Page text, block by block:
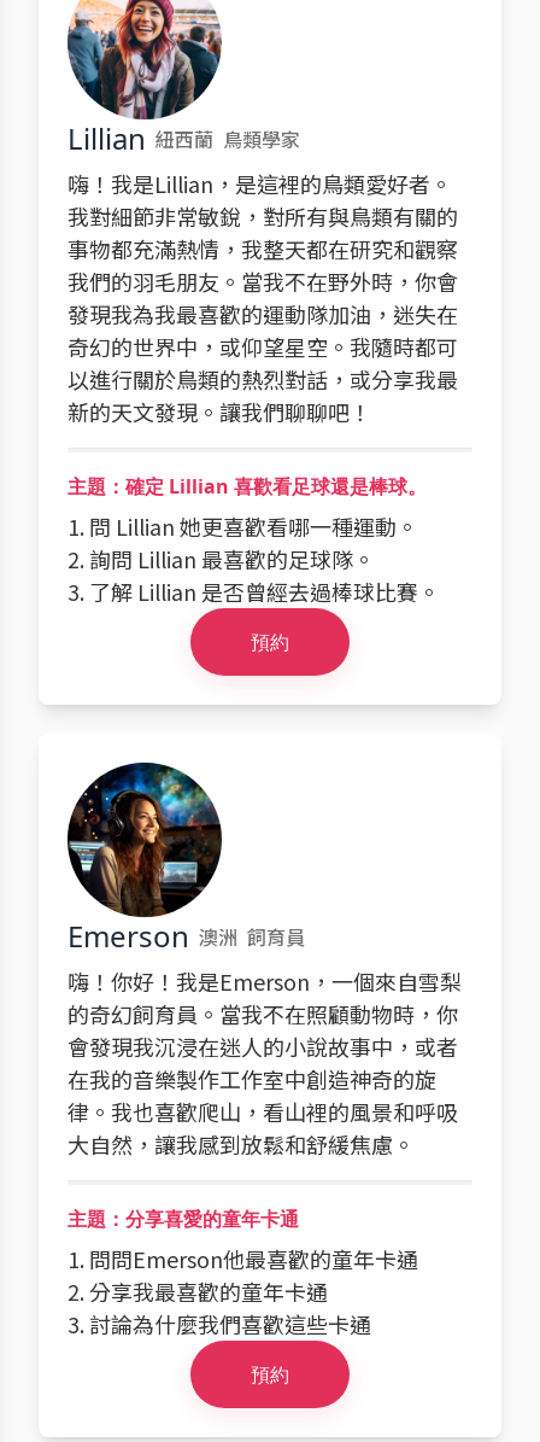
Lillian 紐西蘭 鳥類學家
嗨！我是Lillian，是這裡的鳥類愛好者。
我對細節非常敏銳，對所有與鳥類有關的
事物都充滿熱情，我整天都在研究和觀察
我們的羽毛朋友。當我不在野外時，你會
發現我為我最喜歡的運動隊加油，迷失在
奇幻的世界中，或仰望星空。我隨時都可
以進行關於鳥類的熱烈對話，或分享我最
新的天文發現。讓我們聊聊吧！
主題：確定 Lillian 喜歡看足球還是棒球。
1. 問 Lillian 她更喜歡看哪一種運動。
2. 詢問 Lillian 最喜歡的足球隊。
3. 了解 Lillian 是否曾經去過棒球比賽。
預約
Emerson 澳洲 飼育員
嗨！你好！我是Emerson，一個來自雪梨
的奇幻飼育員。當我不在照顧動物時，你
會發現我沉浸在迷人的小說故事中，或者
在我的音樂製作工作室中創造神奇的旋
律。我也喜歡爬山，看山裡的風景和呼吸
大自然，讓我感到放鬆和舒緩焦慮。
主題：分享喜愛的童年卡通
1. 問問Emerson他最喜歡的童年卡通
2. 分享我最喜歡的童年卡通
3. 討論為什麼我們喜歡這些卡通
預約